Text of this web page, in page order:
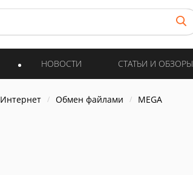
НОВОСТИ СТАТЬИ И ОБЗОРЫ
Интернет Обмен файлами MEGA